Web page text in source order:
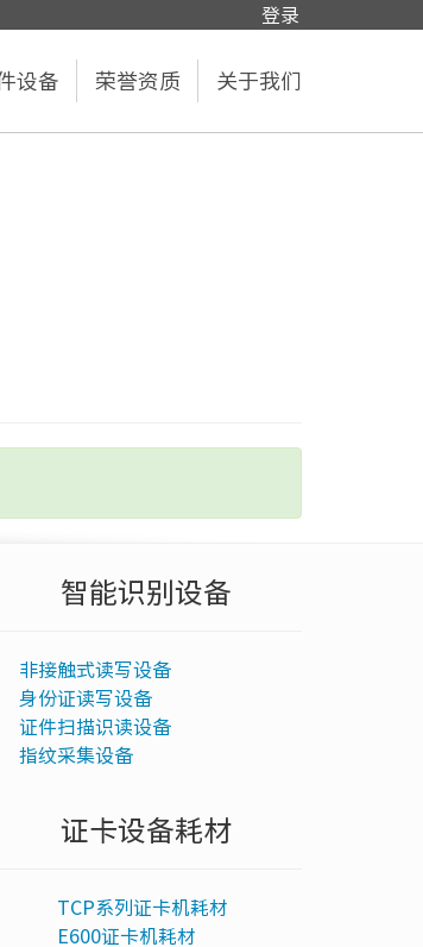
登录
设备 荣誉资质 关于我们
智能识别设备
非接触式读写设备
身份证读写设备
证件扫描识读设备
指纹采集设备
证卡设备耗材
TCP系列证卡机耗材
E600证卡机耗材